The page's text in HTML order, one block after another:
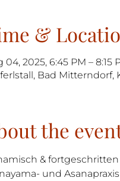
&
04, 2025, 6:45 PM – 8:15
Bad Mitterndorf,
the
&
und